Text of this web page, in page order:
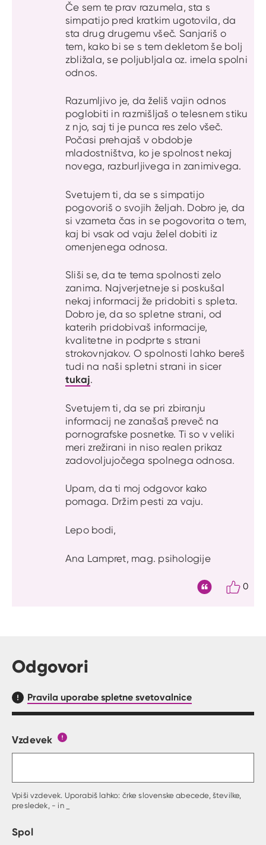
Če sem te prav razumela, sta s
simpatijo pred kratkim ugotovila, da
sta drug drugemu všeč. Sanjariš o
tem, kako bi se s tem dekletom še bolj
zbližala, se poljubljala oz. imela spolni
odnos.
Razumljivo je, da želiš vajin odnos
poglobiti in razmišljaš o telesnem stiku
z njo, saj ti je punca res zelo všeč.
Počasi prehajaš v obdobje
mladostništva, ko je spolnost nekaj
novega, razburljivega in zanimivega.
Svetujem ti, da se s simpatijo
pogovoriš o svojih željah. Dobro je, da
si vzameta čas in se pogovorita o tem,
kaj bi vsak od vaju želel dobiti iz
omenjenega odnosa.
Sliši se, da te tema spolnosti zelo
zanima. Najverjetneje si poskušal
nekaj informacij že pridobiti s spleta.
Dobro je, da so spletne strani, od
katerih pridobivaš informacije,
kvalitetne in podprte s strani
strokovnjakov. O spolnosti lahko bereš
tudi na naši spletni strani in sicer
tukaj.
Svetujem ti, da se pri zbiranju
informacij ne zanašaš preveč na
pornografske posnetke. Ti so v veliki
meri zrežirani in niso realen prikaz
zadovoljujočega spolnega odnosa.
Upam, da ti moj odgovor kako
pomaga. Držim pesti za vaju.
Lepo bodi,
Ana Lampret, mag. psihologije
0
Odgovori
Pravila uporabe spletne svetovalnice
Obrazec, kjer lahko zastaviš vprašanje
Vzdevek
Vpiši vzdevek. Uporabiš lahko: črke slovenske abecede, številke,
presledek, - in _
Spol